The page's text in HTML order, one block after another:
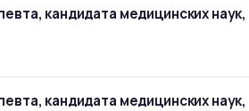
кандидата медицинских наук,
кандидата медицинских наук,